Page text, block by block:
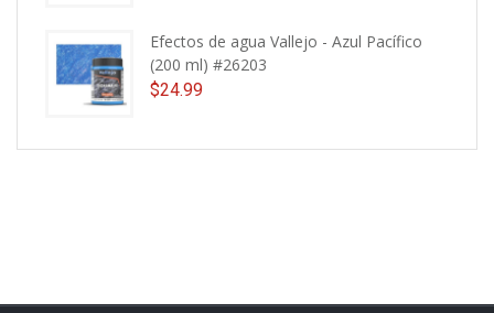
Efectos de agua Vallejo - Azul Pacífico
(200 ml) #26203
$24.99